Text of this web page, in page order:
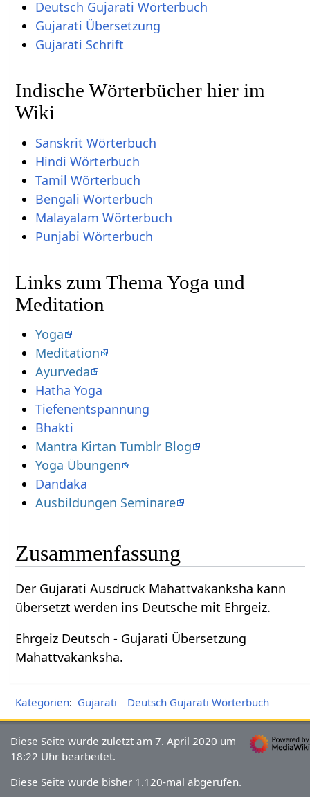
Deutsch Gujarati Wörterbuch
Gujarati Übersetzung
Gujarati Schrift
Indische Wörterbücher hier im
Wiki
Sanskrit Wörterbuch
Hindi Wörterbuch
Tamil Wörterbuch
Bengali Wörterbuch
Malayalam Wörterbuch
Punjabi Wörterbuch
Links zum Thema Yoga und
Meditation
Yoga
Meditation
Ayurveda
Hatha Yoga
Tiefenentspannung
Bhakti
Mantra Kirtan Tumblr Blog
Yoga Übungen
Dandaka
Ausbildungen Seminare
Zusammenfassung
Der Gujarati Ausdruck Mahattvakanksha kann
übersetzt werden ins Deutsche mit Ehrgeiz.
Ehrgeiz Deutsch - Gujarati Übersetzung
Mahattvakanksha.
Kategorien: Gujarati Deutsch Gujarati Wörterbuch
Diese Seite wurde zuletzt am 7. April 2020 um
18:22 Uhr bearbeitet.
Diese Seite wurde bisher 1.120-mal abgerufen.